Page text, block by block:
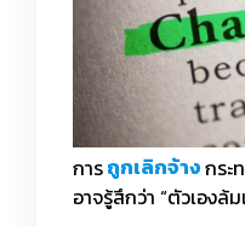
การถูกเลิกจ้างกระ
อาจรู้สึกว่า “ตัวเองล้